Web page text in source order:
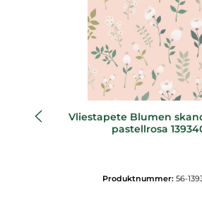
Vliestapete Blumen
pastellrosa
Produktnummer: 56-